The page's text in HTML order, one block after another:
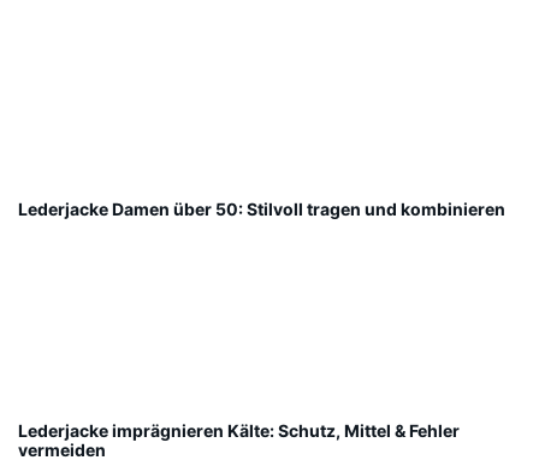
Lederjacke Damen über 50: Stilvoll tragen und kombinieren
Lederjacke imprägnieren Kälte: Schutz, Mittel & Fehler
vermeiden